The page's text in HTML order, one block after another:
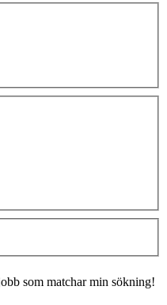
som matchar min sökning!